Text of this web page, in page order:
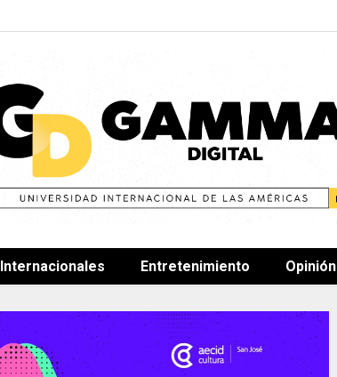
Internacionales Entretenimiento Opinión